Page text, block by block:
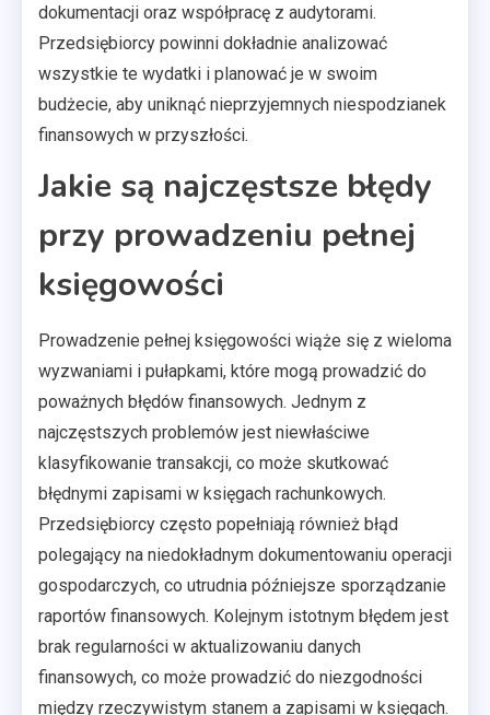
dokumentacji oraz współpracę z audytorami.
Przedsiębiorcy powinni dokładnie analizować
wszystkie te wydatki i planować je w swoim
budżecie, aby uniknąć nieprzyjemnych niespodzianek
finansowych w przyszłości.
Jakie są najczęstsze błędy
przy prowadzeniu pełnej
księgowości
Prowadzenie pełnej księgowości wiąże się z wieloma
wyzwaniami i pułapkami, które mogą prowadzić do
poważnych błędów finansowych. Jednym z
najczęstszych problemów jest niewłaściwe
klasyfikowanie transakcji, co może skutkować
błędnymi zapisami w księgach rachunkowych.
Przedsiębiorcy często popełniają również błąd
polegający na niedokładnym dokumentowaniu operacji
gospodarczych, co utrudnia późniejsze sporządzanie
raportów finansowych. Kolejnym istotnym błędem jest
brak regularności w aktualizowaniu danych
finansowych, co może prowadzić do niezgodności
między rzeczywistym stanem a zapisami w księgach.